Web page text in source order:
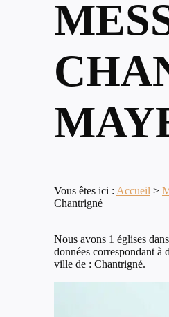
Vous êtes ici : Accueil >
Chantrigné
Nous avons 1 églises
données correspondant à
ville de : Chantrigné.